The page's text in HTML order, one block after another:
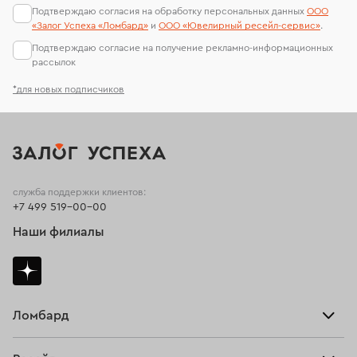
*для новых подписчиков
Подтверждаю согласия на обработку персональных данных ООО
«Залог Успеха «Ломбард» и ООО «Ювелирный ресейл-сервиc».
Подтверждаю согласие на получение рекламно-информационных
рассылок
Ломбард
служба поддержки клиентов:
+7 499 519-00-00
Наши филиалы